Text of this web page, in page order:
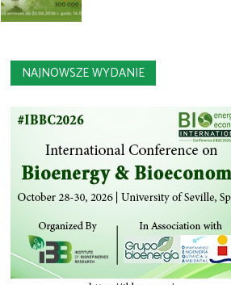
NAJNOWSZE WYDANIE